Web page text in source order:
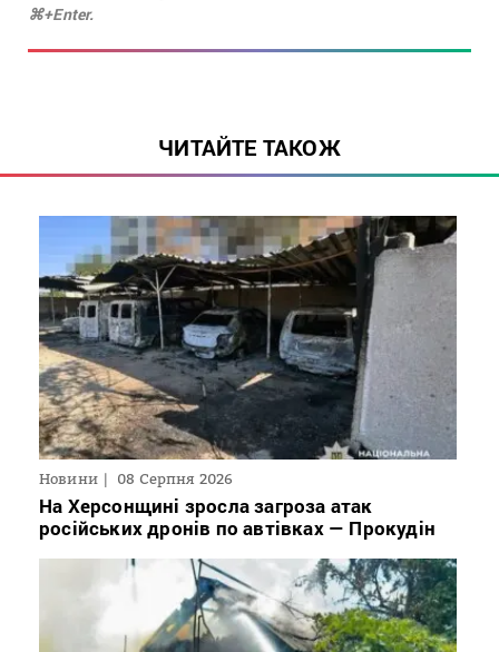
⌘+Enter.
ЧИТАЙТЕ ТАКОЖ
Новини 08 Серпня 2026
На Херсонщині зросла загроза атак
російських дронів по автівках — Прокудін